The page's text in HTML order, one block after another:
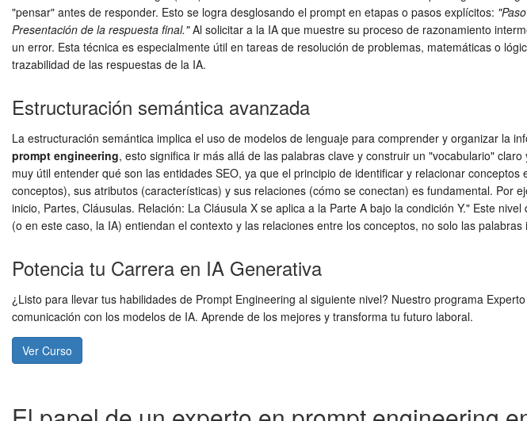
"pensar" antes de responder. Esto se logra desglosando el prompt en etapas o pasos explícitos:
Presentación de la respuesta final."Al solicitar a la IA que muestre su proceso de razonamiento
un error. Esta técnica es especialmente útil en tareas de resolución de problemas, matemáticas o
trazabilidad de las respuestas de la IA.
Estructuración semántica avanzada
La estructuración semántica implica el uso de modelos de lenguaje para comprender y organizar la
prompt engineering, esto significa ir más allá de las palabras clave y construir un "vocabulario"
muy útil entender qué son las entidades SEO, ya que el principio de identificar y relacionar
conceptos), sus atributos (características) y sus relaciones (cómo se conectan) es fundamental.
inicio, Partes, Cláusulas. Relación: La Cláusula X se aplica a la Parte A bajo la condición Y." Este
(o en este caso, la IA) entiendan el contexto y las relaciones entre los conceptos, no solo las
Potencia tu Carrera en IA Generativa
¿Listo para llevar tus habilidades de Prompt Engineering al siguiente nivel? Nuestro programa
comunicación con los modelos de IA. Aprende de los mejores y transforma tu futuro laboral.
Ver Curso